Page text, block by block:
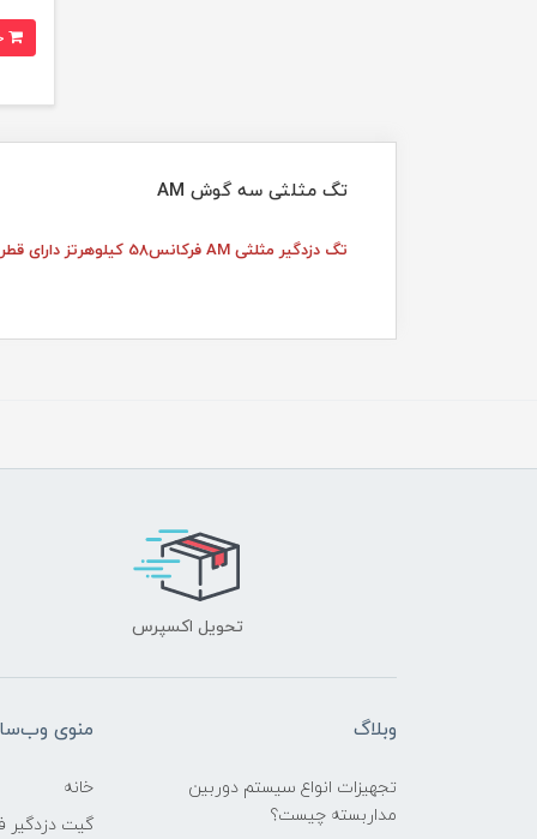
تگ مثلثی سه گوش AM
تگ دزدگیر مثلثی AM فرکانس58 کیلوهرتز دارای قطر4 سانت رنگ سفید یا مشکی(حداقل سفارش 300 عدد)
تحویل اکسپرس
وبلاگ
تجهیزات انواع سیستم دوربین
مداربسته چيست؟
منوی
خانه
گیت دزدگیر